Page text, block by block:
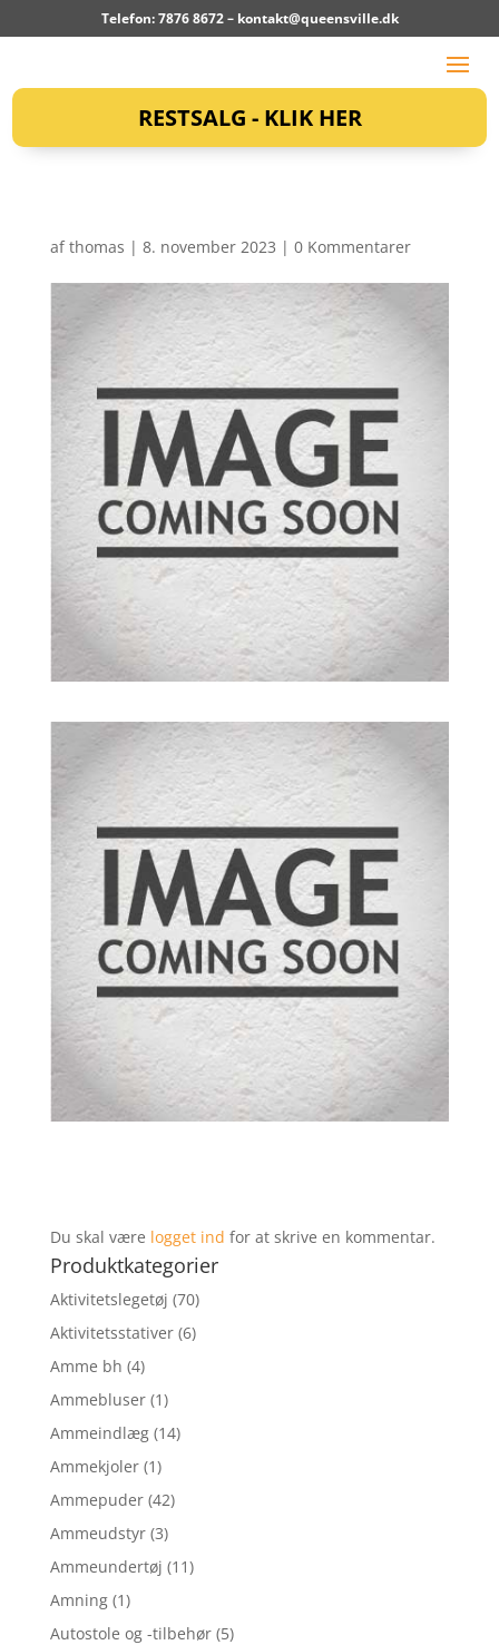
Telefon: 7876 8672 – kontakt@queensville.dk
RESTSALG - KLIK HER
afthomas | 8. november 2023 | 0 Kommentarer
Du skal være logget ind for at skrive en kommentar.
Produktkategorier
Aktivitetslegetøj (70)
Aktivitetsstativer (6)
Amme bh (4)
Ammebluser (1)
Ammeindlæg (14)
Ammekjoler (1)
Ammepuder (42)
Ammeudstyr (3)
Ammeundertøj (11)
Amning (1)
Autostole og -tilbehør (5)